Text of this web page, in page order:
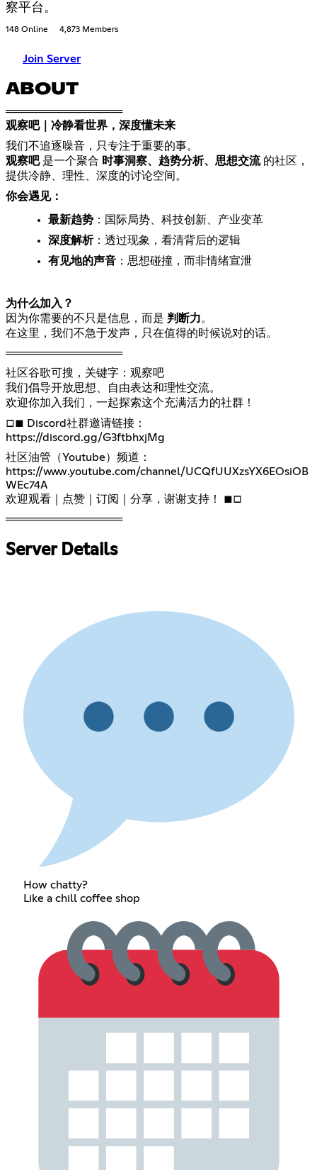
察平台。
148 Online 4,873 Members
Join Server
ABOUT
观察吧｜冷静看世界，深度懂未来
观察吧是一个聚合 时事洞察、趋势分析、思想交流的社区，
提供冷静、理性、深度的讨论空间。
你会遇见：
最新趋势 ：国际局势、科技创新、产业变革
深度解析：透过现象，看清背后的逻辑
有见地的声音 ：思想碰撞，而非情绪宣泄
为什么加入？
因为你需要的不只是信息，而是 判断力。
在这里，我们不急于发声，只在值得的时候说对的话。
═══════════════
社区谷歌可搜，关键字：观察吧
我们倡导开放思想、自由表达和理性交流。
欢迎你加入我们，一起探索这个充满活力的社群！
https://discord.gg/G3ftbhxjMg
https://www.youtube.com/channel/UCQfUUXzsYX6EOsiOB
WEc74A
欢迎观看｜点赞｜订阅｜分享，谢谢支持！ ■□
═══════════════
Server Details
How chatty?
Like a chill coffee shop